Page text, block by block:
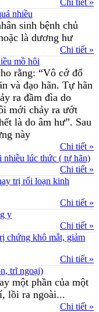
Chi tiết »
nhiều
sinh bệnh chủ
là dương hư
Chi tiết »
mồ hôi
rằng: “Vô cớ đổ
và đạo hãn. Tự hãn
ra đầm đìa do
mới chảy ra ướt
là do âm hư”. Sau
này
Chi tiết »
nhiều lúc thức ( tự hãn)
Chi tiết »
trị rối loạn kinh
Chi tiết »
y
Chi tiết »
chứng khô mắt, giảm
Chi tiết »
trĩ ngoại)
một phần của một
lồi ra ngoài...
Chi tiết »